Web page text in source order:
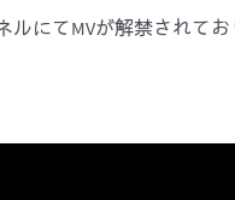
ルにてMVが解禁されてお